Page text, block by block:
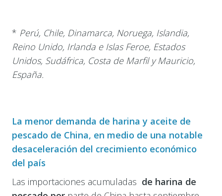
* Perú, Chile, Dinamarca, Noruega, Islandia,
Reino Unido, Irlanda e Islas Feroe, Estados
Unidos, Sudáfrica, Costa de Marfil y Mauricio,
España.
La menor demanda de harina y aceite de
pescado de China, en medio de una notable
desaceleración del crecimiento económico
del país
Las importaciones acumuladas de harina de